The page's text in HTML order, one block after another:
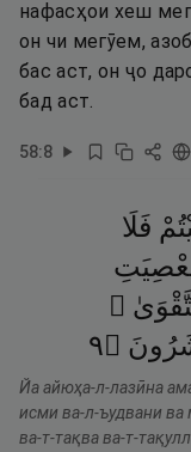
нафасҳои хеш
он чи мегӯем,
бас аст, он ҷо
бад аст.
58:8
فَلَا
۝٩
Йа айюҳа-л-лазӣна
исми ва-л-ъудвани ва
ва-т-тақва ва-т-